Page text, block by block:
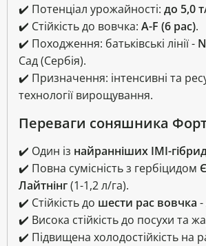
✔️ Потенціал урожайності: до 5,0
✔️ Стійкість до вовчка: A-F (6 рас).
✔️ Походження: батьківські лінії -
Сад (Сербія).
✔️ Призначення: інтенсивні та
технології вирощування.
Переваги соняшника
✔️ Один із найранніших IMI-
✔️ Повна сумісність з гербіцидом
Лайтнінг(1-1,2 л/га).
✔️ Стійкість до шести рас вовчка -
✔️ Висока стійкість до посухи та
✔️ Підвищена холодостійкість на